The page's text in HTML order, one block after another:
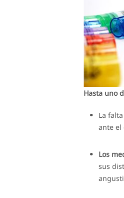
Hasta uno
La
ante el
Los
sus